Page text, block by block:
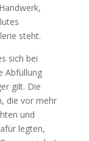
steht.
sich bei
Abfüllung
gilt. Die
die vor mehr
und
legten,